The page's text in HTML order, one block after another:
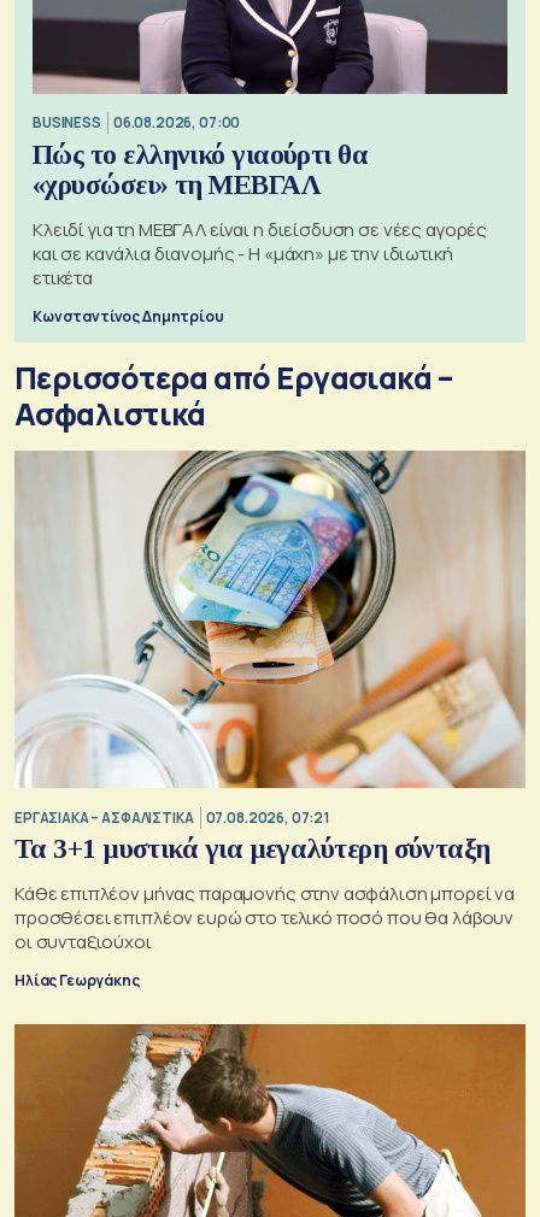
BUSINESS 06.08.2026, 07:00
Πώς το ελληνικό γιαούρτι θα
«χρυσώσει» τη ΜΕΒΓΑΛ
Κλειδί για τη ΜΕΒΓΑΛ είναι η διείσδυση σε νέες αγορές
και σε κανάλια διανομής - Η «μάχη» με την ιδιωτική
ετικέτα
Κωνσταντίνος Δημητρίου
Περισσότερα από Εργασιακά –
Ασφαλιστικά
ΕΡΓΑΣΙΑΚΑ – ΑΣΦΑΛΙΣΤΙΚΑ 07.08.2026, 07:21
Τα 3+1 μυστικά για μεγαλύτερη σύνταξη
Κάθε επιπλέον μήνας παραμονής στην ασφάλιση μπορεί να
προσθέσει επιπλέον ευρώ στο τελικό ποσό που θα λάβουν
οι συνταξιούχοι
Ηλίας Γεωργάκης